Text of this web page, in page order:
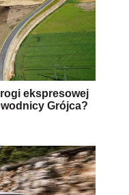
ekspresowej
Grójca?